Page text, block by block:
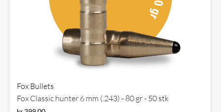
Fox Bullets
Fox Classic hunter 6 mm (.243) - 80 gr - 50 stk